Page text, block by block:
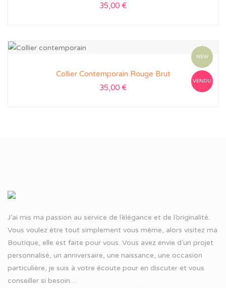
35,00 €
NEW
VENDU
Collier Contemporain Rouge Brut
35,00 €
J’ai mis ma passion au service de l’élégance et de l’originalité.
Vous voulez être tout simplement vous même, alors visitez ma
Boutique, elle est faite pour vous. Vous avez envie d’un projet
personnalisé, un anniversaire, une naissance, une occasion
particulière, je suis à votre écoute pour en discuter et vous
conseiller si besoin…